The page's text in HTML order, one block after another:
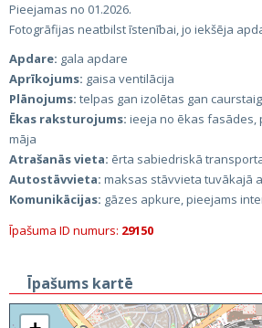
Pieejamas no 01.2026.
Fotogrāfijas neatbilst īstenībai, jo iekšēja
Apdare: gala apdare
Aprīkojums: gaisa ventilācija
Plānojums: telpas gan izolētas gan
Ēkas raksturojums: ieeja no ēkas fasādes,
māja
Atrašanās vieta: ērta sabiedriskā
Autostāvvieta: maksas stāvvieta tuvākajā
Komunikācijas: gāzes apkure, pieejams
Īpašuma ID numurs: 29150
Īpašums kartē